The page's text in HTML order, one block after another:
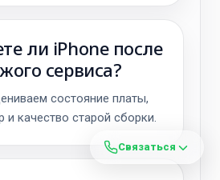
ли iPhone после
сервиса?
состояние платы,
качество старой сборки.
Связаться